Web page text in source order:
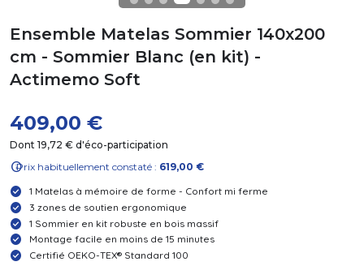
Ensemble Matelas Sommier 140x200
cm - Sommier Blanc (en kit) -
Actimemo Soft
409,00 €
Dont 19,72 € d'éco-participation
infoPrix habituellement constaté : 619,00 €
1 Matelas à mémoire de forme - Confort mi ferme
3 zones de soutien ergonomique
1 Sommier en kit robuste en bois massif
Montage facile en moins de 15 minutes
Certifié OEKO-TEX® Standard 100